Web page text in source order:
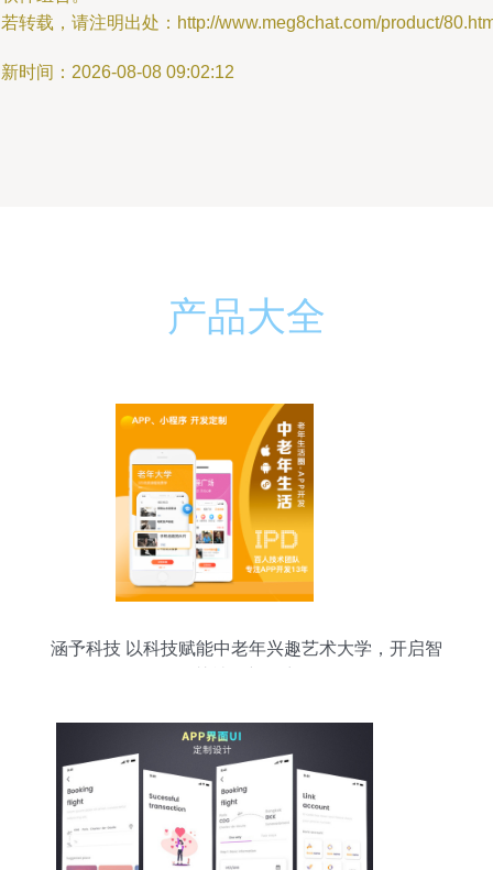
转载，请注明出处：http://www.meg8chat.com/product/
时间：2026-08-08 09:02:12
产品大全
涵予科技 以科技赋能中老年兴趣艺术大学，开启智